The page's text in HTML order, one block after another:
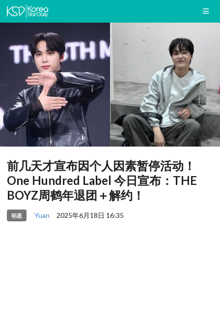
前几天才宣布因个人因素暂停活动！
One Hundred Label 今日宣布：THE
BOYZ周鹤年退团＋解约！
明星 Yuan 2025年6月18日 16:35